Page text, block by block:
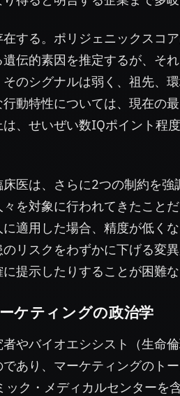
する。ポリジェニックスコ
伝的素因を推定するが、そ
のシグナルは弱く、祖先、
動特性については、現在の
、せいぜい数IQポイント程
医は、さらに2つの制約を
を対象に行われてきたこと
適用した場合、精度が低く
リスクをわずかに下げる変
提示したりすることが困難な
ケティングの政治学
やバイオエシシスト（生命
あり、マーケティングのト
ク・メディカルセンターを